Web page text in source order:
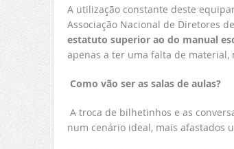
A utilização constante deste
Associação Nacional de Diretores
estatuto superior ao do manual
apenas a ter uma falta de material,
Como vão ser as salas de aulas?
A troca de bilhetinhos e as
num cenário ideal, mais afastados